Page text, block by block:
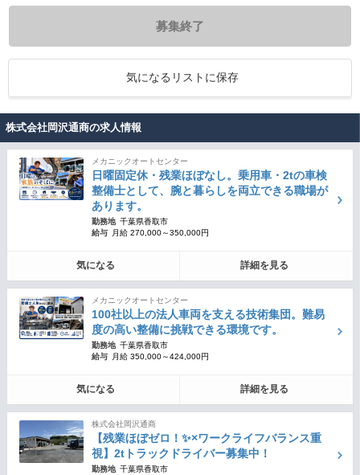
募集終了
気になるリストに保存
株式会社岡沢通商の求人情報
メカニックオートセンター
日曜固定休・残業ほぼなし。乗用車・2tの車検
整備士として、腕と暮らしを両立できる職場が
あります。
勤務地 千葉県香取市
給与
月給 270,000～350,000円
気になる 詳細を見る
メカニックオートセンター
100社以上の法人車両を支える技術集団。難易
度の高い整備に挑戦できる環境です。
勤務地 千葉県香取市
給与
月給 350,000～424,000円
気になる 詳細を見る
株式会社岡沢通商
【残業ほぼゼロ！✨×ワークライフバランス重
視】2tトラックドライバー募集中！
勤務地 千葉県香取市